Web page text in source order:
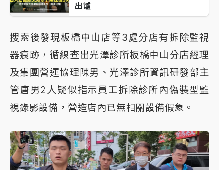
出爐
搜索後發現板橋中山店等3處分店有拆除監視
器痕跡，循線查出光澤診所板橋中山分店經理
及集團營運協理陳男、光澤診所資訊研發部主
管唐男2人疑似指示員工拆除診所內偽裝型監
視錄影設備，營造店內已無相關設備假象。